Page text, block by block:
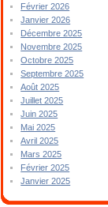
Février 2026
Janvier 2026
Décembre 2025
Novembre 2025
Octobre 2025
Septembre 2025
Août 2025
Juillet 2025
Juin 2025
Mai 2025
Avril 2025
Mars 2025
Février 2025
Janvier 2025